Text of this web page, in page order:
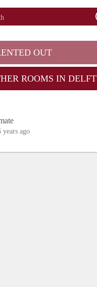
OUT
ROOMS IN DELFT
years ago